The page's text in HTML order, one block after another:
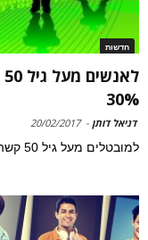
חדשות
30%
דניאל דותן -
20/02/2017
למובטלים מעל גיל 50 קשה יותר למצוא עבודה באופן משמעותי.